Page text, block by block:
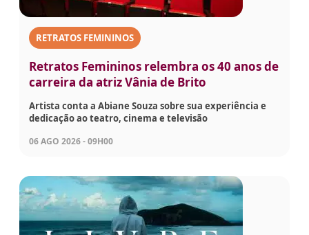
RETRATOS FEMININOS
Retratos Femininos relembra os 40 anos de
carreira da atriz Vânia de Brito
Artista conta a Abiane Souza sobre sua experiência e
dedicação ao teatro, cinema e televisão
06 AGO 2026 - 09H00